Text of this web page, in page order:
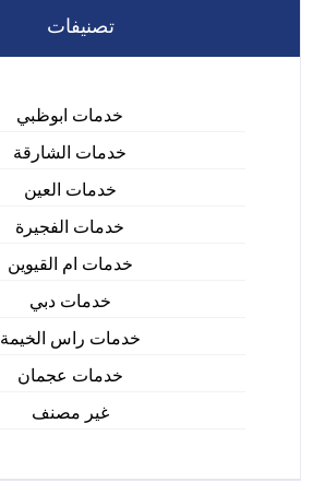
تصنيفات
خدمات ابوظبي
خدمات الشارقة
خدمات العين
خدمات الفجيرة
خدمات ام القيوين
خدمات دبي
خدمات راس الخيمة
خدمات عجمان
غير مصنف